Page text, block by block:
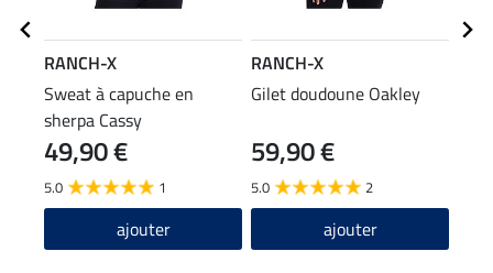
RANCH-X
Sweat à capuche en
sherpa Cassy
49,90 €
5.0 1
ajouter
RANCH-X
Gilet doudoune Oakley
59,90 €
5.0 2
ajouter